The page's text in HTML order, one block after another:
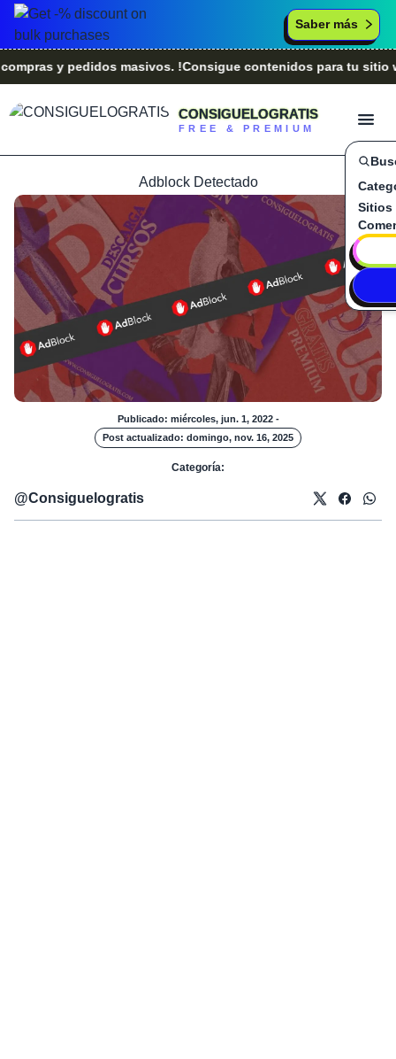
Saber más
y pedidos masivos. !Consigue contenidos para tu sitio
CONSIGUELOGRATIS
FREE & PREMIUM
Sitios
Adblock Detectado
Publicado: miércoles, jun. 1, 2022 -
Post actualizado: domingo, nov. 16, 2025
Categoría:
@Consiguelogratis